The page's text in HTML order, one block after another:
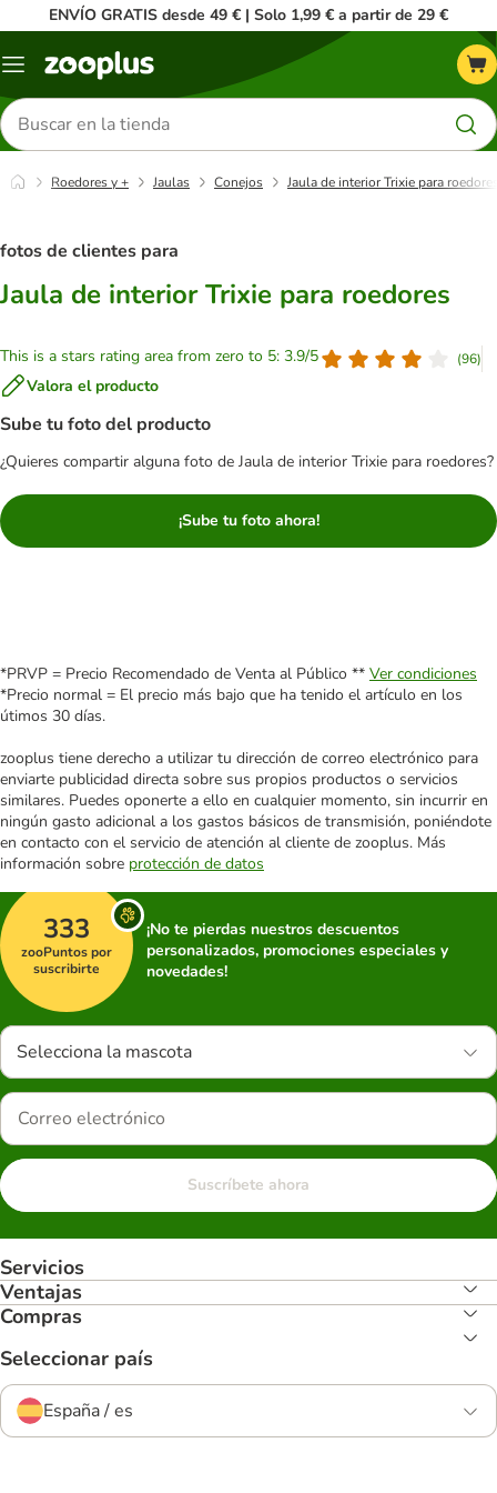
ENVÍO GRATIS desde 49 € | Solo 1,99 € a partir de 29 €
Menú
Buscar
productos
Roedores y + Jaulas Conejos Jaula de interior Trixie para
fotos de clientes para
Jaula de interior Trixie para roedores
This is a stars rating area from zero to 5: 3.9/5 (96)
Valora el producto
Sube tu foto del producto
¿Quieres compartir alguna foto de Jaula de interior Trixie para roedores?
¡Sube tu foto ahora!
*PRVP = Precio Recomendado de Venta al Público ** Ver condiciones
*Precio normal = El precio más bajo que ha tenido el artículo en los
útimos 30 días.
zooplus tiene derecho a utilizar tu dirección de correo electrónico para
enviarte publicidad directa sobre sus propios productos o servicios
similares. Puedes oponerte a ello en cualquier momento, sin incurrir en
ningún gasto adicional a los gastos básicos de transmisión, poniéndote
en contacto con el servicio de atención al cliente de zooplus. Más
información sobre protección de datos
333
zooPuntos por
suscribirte
¡No te pierdas nuestros descuentos
personalizados, promociones especiales y
novedades!
Selecciona la mascota
Suscríbete ahora
Servicios
Ventajas
Compras
Seleccionar país
España / es